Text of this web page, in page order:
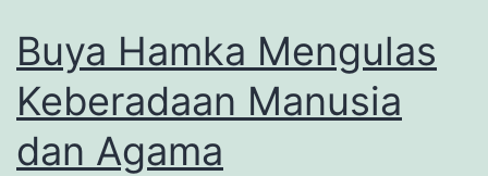
Buya Hamka Mengulas
Keberadaan Manusia
dan Agama